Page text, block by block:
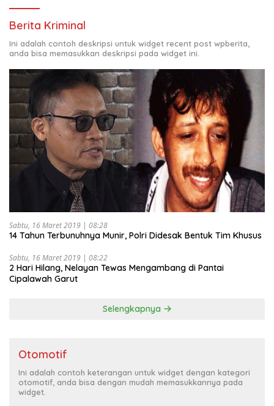
Berita Kriminal
Ini adalah contoh deskripsi untuk widget recent post wpberita,
anda bisa memasukkan deskripsi pada widget ini.
Sabtu, 16 Maret 2019 | 08:28
14 Tahun Terbunuhnya Munir, Polri Didesak Bentuk Tim Khusus
Sabtu, 16 Maret 2019 | 08:22
2 Hari Hilang, Nelayan Tewas Mengambang di Pantai
Cipalawah Garut
Selengkapnya
Otomotif
Ini adalah contoh keterangan untuk widget dengan kategori
otomotif, anda bisa dengan mudah memasukkannya pada
widget.